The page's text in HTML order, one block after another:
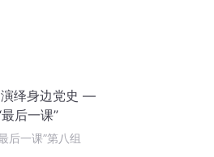
绎身边党史 —
后一课”
后一课”第八组